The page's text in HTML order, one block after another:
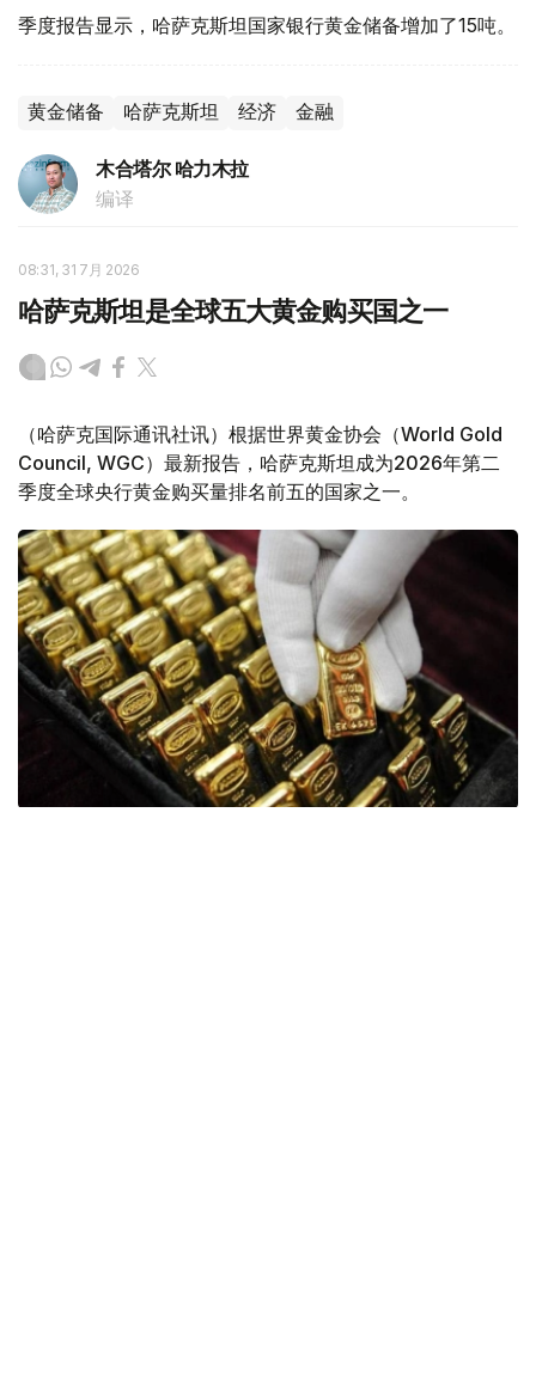
季度报告显示，哈萨克斯坦国家银行黄金储备增加了15吨。
黄金储备 哈萨克斯坦 经济 金融
木合塔尔 哈力木拉
编译
08:31, 31 7月 2026
哈萨克斯坦是全球五大黄金购买国之一
（哈萨克国际通讯社讯）根据世界黄金协会（World Gold
Council, WGC）最新报告，哈萨克斯坦成为2026年第二
季度全球央行黄金购买量排名前五的国家之一。